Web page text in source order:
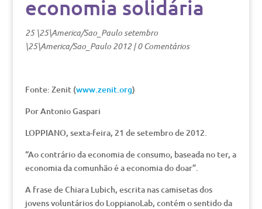
economia solidária
25 \25\America/Sao_Paulo setembro
\25\America/Sao_Paulo 2012|0 Comentários
Fonte: Zenit (www.zenit.org)
Por Antonio Gaspari
LOPPIANO, sexta-feira, 21 de setembro de 2012.
“Ao contrário da economia de consumo, baseada no ter, a
economia da comunhão é a economia do doar”.
A frase de Chiara Lubich, escrita nas camisetas dos
jovens voluntários do LoppianoLab, contém o sentido da